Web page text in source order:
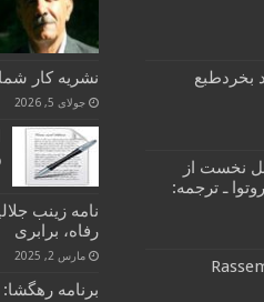
بخردطبع
نخست از
(1964)) ـ آریگو چروتوا ـ ترجمه:
نشریه کار شماره ۱۱۷۶ ـ سازمان
جولای 5, 2026
نامه زینب
رفاه، برابری
مارس 2, 2025
برنامه